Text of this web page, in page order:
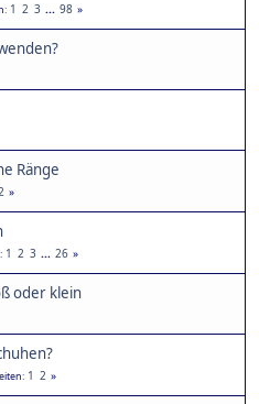
1 2 3 ... 98
Ränge
1 2 3 ... 26
oder klein
1 2